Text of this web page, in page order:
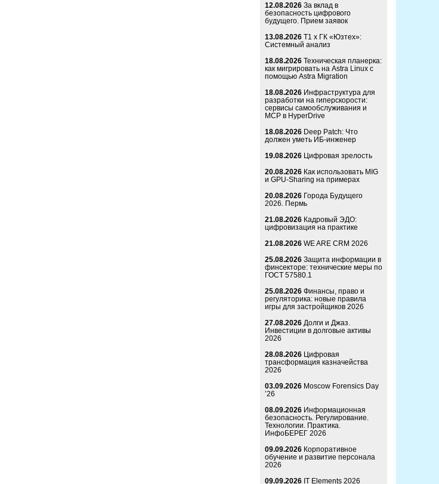
12.08.2026 За вклад в
безопасность цифрового
будущего. Прием заявок
13.08.2026 Т1 x ГК «Юзтех»:
Системный анализ
18.08.2026 Техническая планерка:
как мигрировать на Astra Linux с
помощью Astra Migration
18.08.2026 Инфраструктура для
разработки на гиперскорости:
сервисы самообслуживания и
MCP в HyperDrive
18.08.2026 Deep Patch: Что
должен уметь ИБ-инженер
19.08.2026 Цифровая зрелость
20.08.2026 Как использовать MIG
и GPU-Sharing на примерах
20.08.2026 Города Будущего
2026. Пермь
21.08.2026 Кадровый ЭДО:
цифровизация на практике
21.08.2026 WE ARE CRM 2026
25.08.2026 Защита информации в
финсекторе: технические меры по
ГОСТ 57580.1
25.08.2026 Финансы, право и
регуляторика: новые правила
игры для застройщиков 2026
27.08.2026 Долги и Джаз.
Инвестиции в долговые активы
2026
28.08.2026 Цифровая
трансформация казначейства
2026
03.09.2026 Moscow Forensics Day
’26
08.09.2026 Информационная
безопасность. Регулирование.
Технологии. Практика.
ИнфоБЕРЕГ 2026
09.09.2026 Корпоративное
обучение и развитие персонала
2026
09.09.2026 IT Elements 2026